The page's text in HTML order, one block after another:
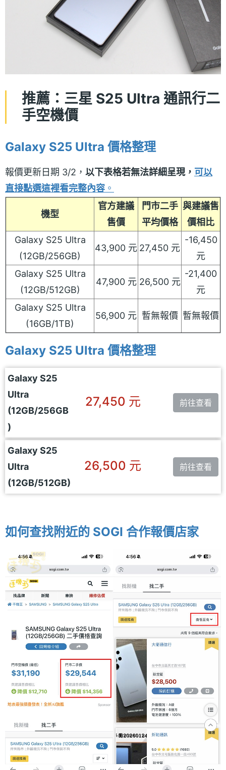
推薦：三星 S25 Ultra 通訊行二
手空機價
Galaxy S25 Ultra 價格整理
報價更新日期 3/2， 以下表格若無法詳細呈現， 可以
直接點選這裡看完整內容 。
機型
官方建議
售價
門市二手
平均價格
與建議售
價相比
Galaxy S25 Ultra
(12GB/256GB)
43,900 元 27,450 元
-16,450
元
Galaxy S25 Ultra
(12GB/512GB)
47,900 元 26,500 元
-21,400
元
Galaxy S25 Ultra
(16GB/1TB)
56,900 元 暫無報價 暫無報價
Galaxy S25 Ultra 價格整理
Galaxy S25
Ultra
(12GB/256GB
)
27,450 元 前往查看
Galaxy S25
Ultra
(12GB/512GB)
26,500 元 前往查看
如何查找附近的 SOGI 合作報價店家